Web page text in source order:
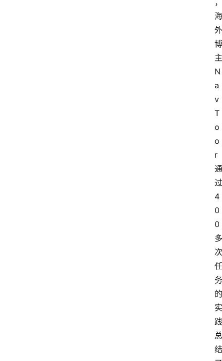
，
海
外
博
主
N
a
v
T
o
o
r
通
过
4
0
0
多
次
任
务
的
实
践
总
结